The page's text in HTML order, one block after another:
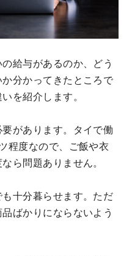
給与があるのか、どう
分かってきたところで
を紹介します。
があります。タイで働
程度なので、ご飯や衣
ら問題ありません。
十分暮らせます。ただ
ばかりにならないよう